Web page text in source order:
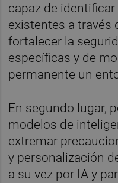
capaz de
existentes a través
fortalecer la
específicas y de
permanente un
En segundo lugar,
modelos de
extremar
y personalización
a su vez por IA y